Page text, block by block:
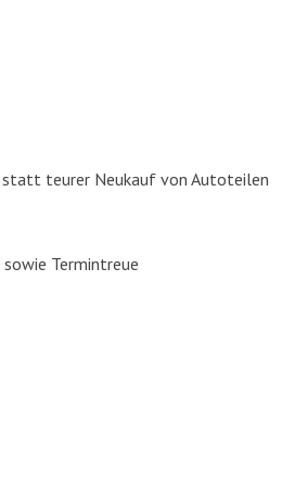
statt teu­rer Neu­kauf von Auto­tei­len
Ter­min­treue
Auto­glas Repa­ra­tur /
aus einer Hand. Wir